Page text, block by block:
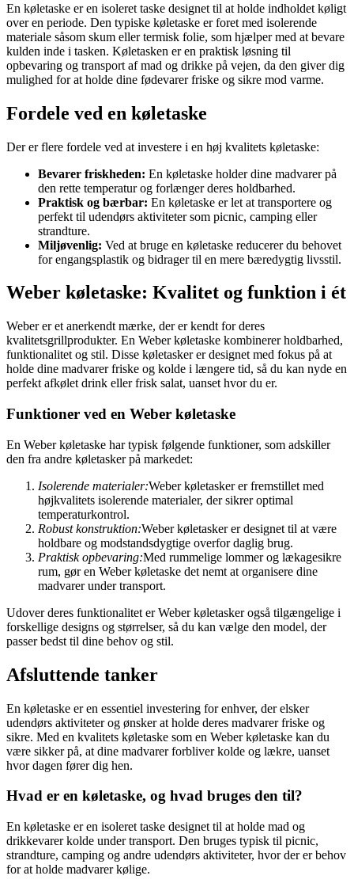
En køletaske er en isoleret taske designet til at holde indholdet køligt
over en periode. Den typiske køletaske er foret med isolerende
materiale såsom skum eller termisk folie, som hjælper med at bevare
kulden inde i tasken. Køletasken er en praktisk løsning til
opbevaring og transport af mad og drikke på vejen, da den giver dig
mulighed for at holde dine fødevarer friske og sikre mod varme.
Fordele ved en køletaske
Der er flere fordele ved at investere i en høj kvalitets køletaske:
Bevarer friskheden: En køletaske holder dine madvarer på
den rette temperatur og forlænger deres holdbarhed.
Praktisk og bærbar: En køletaske er let at transportere og
perfekt til udendørs aktiviteter som picnic, camping eller
strandture.
Miljøvenlig: Ved at bruge en køletaske reducerer du behovet
for engangsplastik og bidrager til en mere bæredygtig livsstil.
Weber køletaske: Kvalitet og funktion i ét
Weber er et anerkendt mærke, der er kendt for deres
kvalitetsgrillprodukter. En Weber køletaske kombinerer holdbarhed,
funktionalitet og stil. Disse køletasker er designet med fokus på at
holde dine madvarer friske og kolde i længere tid, så du kan nyde en
perfekt afkølet drink eller frisk salat, uanset hvor du er.
Funktioner ved en Weber køletaske
En Weber køletaske har typisk følgende funktioner, som adskiller
den fra andre køletasker på markedet:
Isolerende materialer:Weber køletasker er fremstillet med
højkvalitets isolerende materialer, der sikrer optimal
temperaturkontrol.
Robust konstruktion:Weber køletasker er designet til at være
holdbare og modstandsdygtige overfor daglig brug.
Praktisk opbevaring:Med rummelige lommer og lækagesikre
rum, gør en Weber køletaske det nemt at organisere dine
madvarer under transport.
Udover deres funktionalitet er Weber køletasker også tilgængelige i
forskellige designs og størrelser, så du kan vælge den model, der
passer bedst til dine behov og stil.
Afsluttende tanker
En køletaske er en essentiel investering for enhver, der elsker
udendørs aktiviteter og ønsker at holde deres madvarer friske og
sikre. Med en kvalitets køletaske som en Weber køletaske kan du
være sikker på, at dine madvarer forbliver kolde og lækre, uanset
hvor dagen fører dig hen.
Hvad er en køletaske, og hvad bruges den til?
En køletaske er en isoleret taske designet til at holde mad og
drikkevarer kolde under transport. Den bruges typisk til picnic,
strandture, camping og andre udendørs aktiviteter, hvor der er behov
for at holde madvarer kølige.